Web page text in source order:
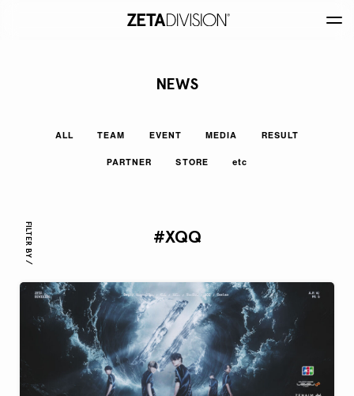
NEWS
ALL TEAM EVENT MEDIA RESULT
PARTNER STORE etc
FILTER BY / #XQQ